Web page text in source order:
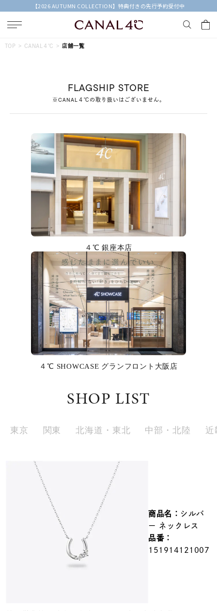
【2026 AUTUMN COLLECTION】特典付きの先行予約受付中
#ペア #ダイヤモンド ネックレス
#エタニティ #くまのプーさん
すべてのジュエリー
ファッションテイスト
着用シーン
リングサイズ
在庫ありのみ すべて表示
TOP CANAL４℃ 店舗一覧
FLAGSHIP STORE
※CANAL４℃の取り扱いはございません。
４℃ 銀座本店
４℃ SHOWCASE グランフロント大阪店
SHOP LIST
東京 関東 北海道・東北 中部・北陸 近
商品名： シルバ
ー ネックレス
品番：
151914121007